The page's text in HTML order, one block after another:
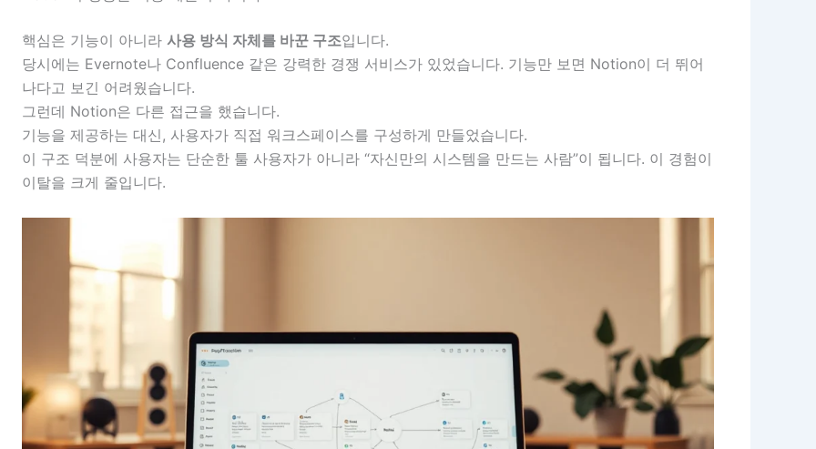
핵심은 기능이 아니라 사용 방식 자체를 바꾼 구조입니다.
당시에는 Evernote나 Confluence 같은 강력한 경쟁 서비스가 있었습니다. 기능만 보면 Notion이 더 뛰어
나다고 보긴 어려웠습니다.
그런데 Notion은 다른 접근을 했습니다.
기능을 제공하는 대신, 사용자가 직접 워크스페이스를 구성하게 만들었습니다.
이 구조 덕분에 사용자는 단순한 툴 사용자가 아니라 “자신만의 시스템을 만드는 사람”이 됩니다. 이 경험이
이탈을 크게 줄입니다.